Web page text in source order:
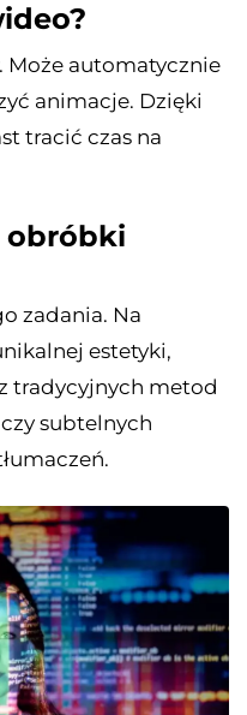
Może automatycznie
animacje. Dzięki
tracić czas na
obróbki
zadania. Na
estetyki,
tradycyjnych metod
subtelnych